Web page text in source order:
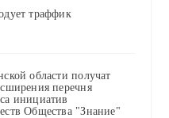
траффик
области получат
перечня
инициатив
Общества "Знание"